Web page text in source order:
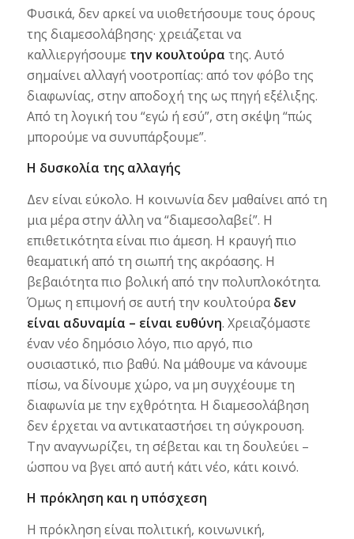
Φυσικά, δεν αρκεί να υιοθετήσουμε τους όρους
της διαμεσολάβησης· χρειάζεται να
καλλιεργήσουμε την κουλτούρα της. Αυτό
σημαίνει αλλαγή νοοτροπίας: από τον φόβο της
διαφωνίας, στην αποδοχή της ως πηγή εξέλιξης.
Από τη λογική του “εγώ ή εσύ”, στη σκέψη “πώς
μπορούμε να συνυπάρξουμε”.
Η δυσκολία της αλλαγής
Δεν είναι εύκολο. Η κοινωνία δεν μαθαίνει από τη
μια μέρα στην άλλη να “διαμεσολαβεί”. Η
επιθετικότητα είναι πιο άμεση. Η κραυγή πιο
θεαματική από τη σιωπή της ακρόασης. Η
βεβαιότητα πιο βολική από την πολυπλοκότητα.
Όμως η επιμονή σε αυτή την κουλτούραδεν
είναι αδυναμία – είναι ευθύνη. Χρειαζόμαστε
έναν νέο δημόσιο λόγο, πιο αργό, πιο
ουσιαστικό, πιο βαθύ. Να μάθουμε να κάνουμε
πίσω, να δίνουμε χώρο, να μη συγχέουμε τη
διαφωνία με την εχθρότητα. Η διαμεσολάβηση
δεν έρχεται να αντικαταστήσει τη σύγκρουση.
Την αναγνωρίζει, τη σέβεται και τη δουλεύει –
ώσπου να βγει από αυτή κάτι νέο, κάτι κοινό.
Η πρόκληση και η υπόσχεση
Η πρόκληση είναι πολιτική, κοινωνική,